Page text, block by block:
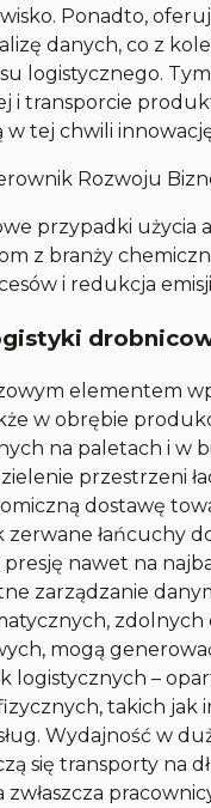
Ponadto,
danych, co z
logistycznego.
i transporcie
tej chwili
Rozwoju
przypadki użycia
z branży
i redukcja
elementem
w obrębie
na paletach i w
przestrzeni
dostawę
zerwane łańcuchy
nawet na
zarządzanie
zdolnych
mogą
logistycznych –
takich jak
Wydajność w
się transporty na